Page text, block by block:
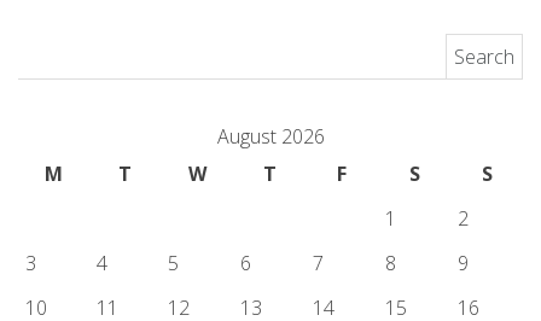
August 2026
M
T W T F S
S
1
2
3
4 5 6 7 8
9
10
11 12 13 14 15
16